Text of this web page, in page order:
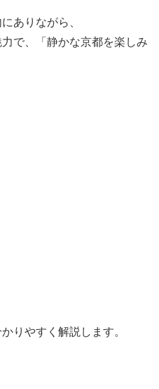
ありながら、
で、「静かな京都を楽しみ
りやすく解説します。